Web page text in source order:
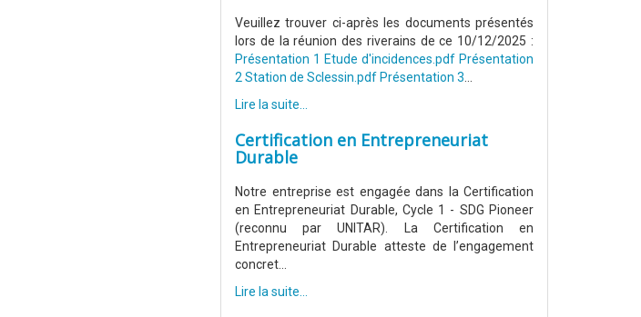
Veuillez trouver ci-après les documents présentés
lors de la réunion des riverains de ce 10/12/2025 :
Présentation 1 Etude d'incidences.pdf Présentation
2 Station de Sclessin.pdf Présentation 3
Lire la suite...
Certification en Entrepreneuriat
Durable
Notre entreprise est engagée dans la Certification
en Entrepreneuriat Durable, Cycle 1 - SDG Pioneer
(reconnu par UNITAR). La Certification en
Entrepreneuriat Durable atteste de l’engagement
concret...
Lire la suite...